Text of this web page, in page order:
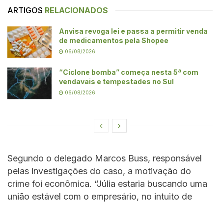
ARTIGOS RELACIONADOS
Anvisa revoga lei e passa a permitir venda
de medicamentos pela Shopee
06/08/2026
“Ciclone bomba” começa nesta 5ª com
vendavais e tempestades no Sul
06/08/2026
Segundo o delegado Marcos Buss, responsável
pelas investigações do caso, a motivação do
crime foi econômica. “Júlia estaria buscando uma
união estável com o empresário, no intuito de